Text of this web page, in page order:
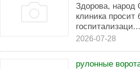
Здорова, народ
клиника
госпитализаци...
2026-07-28
рулонные